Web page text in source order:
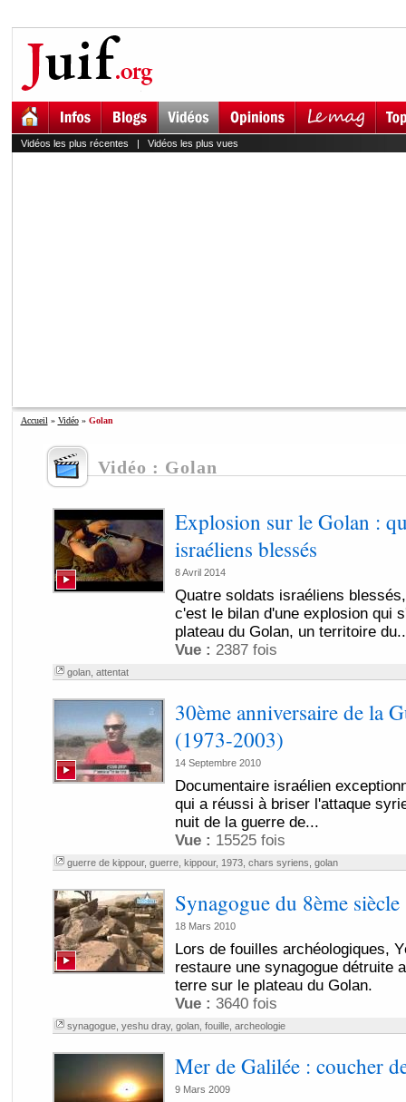
Vidéos les plus récentes | Vidéos les plus vues
Accueil » Vidéo» Golan
Vidéo : Golan
Explosion sur le Golan :
israéliens blessés
8 Avril 2014
Quatre soldats israéliens
c'est le bilan d'une explosion qui
plateau du Golan, un territoire
Vue : 2387 fois
golan, attentat
30ème anniversaire de la
(1973-2003)
14 Septembre 2010
Documentaire israélien
qui a réussi à briser l'attaque
nuit de la guerre de...
Vue : 15525 fois
guerre de kippour, guerre, kippour, 1973, chars syriens golan
Synagogue du 8ème siècle
18 Mars 2010
Lors de fouilles archéologiques,
restaure une synagogue détruite
terre sur le plateau du Golan.
Vue : 3640 fois
synagogue, yeshu dray, golan, fouille, archeologie
Mer de Galilée : coucher
9 Mars 2009